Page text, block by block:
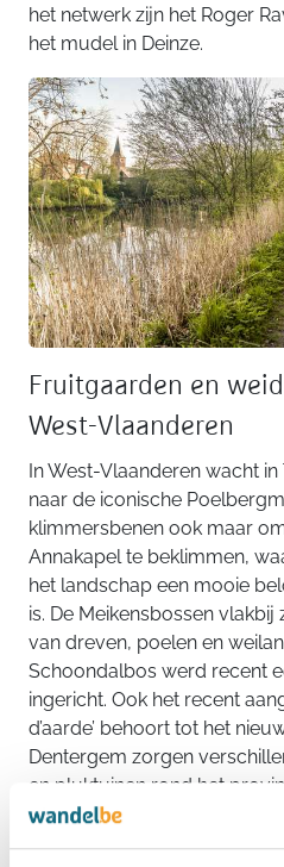
het netwerk zijn het Roger
het mudel in Deinze.
Fruitgaarden en
West-Vlaanderen
In West-Vlaanderen wacht
naar de iconische
klimmersbenen ook maar
Annakapel te beklimmen,
het landschap een mooie
is. De Meikensbossen
van dreven, poelen en
Schoondalbos werd recent
ingericht. Ook het recent
d’aarde’ behoort tot het
Dentergem zorgen
en pluktuinen rond het
voor een idyllisch decor.
moeite waard om te